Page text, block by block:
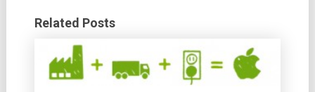
Related Posts